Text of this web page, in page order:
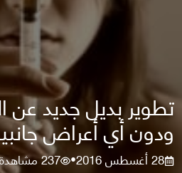
تطوير بديل جديد عن
ودون أي أعراض
28 أغسطس 2016 •
237